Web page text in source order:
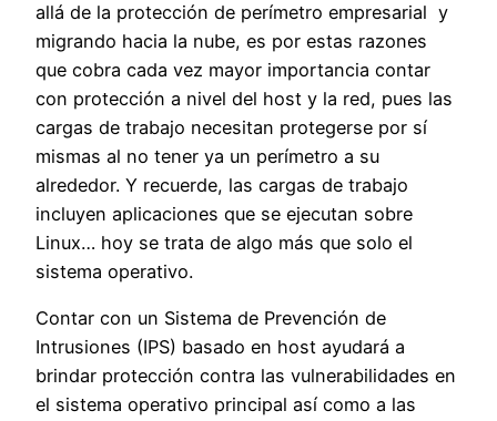
allá de la protección de perímetro empresarial y
migrando hacia la nube, es por estas razones
que cobra cada vez mayor importancia contar
con protección a nivel del host y la red, pues las
cargas de trabajo necesitan protegerse por sí
mismas al no tener ya un perímetro a su
alrededor. Y recuerde, las cargas de trabajo
incluyen aplicaciones que se ejecutan sobre
Linux… hoy se trata de algo más que solo el
sistema operativo.
Contar con un Sistema de Prevención de
Intrusiones (IPS) basado en host ayudará a
brindar protección contra las vulnerabilidades en
el sistema operativo principal así como a las